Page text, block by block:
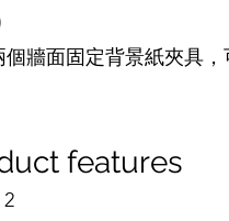
個牆面固定背景紙夾具，
features